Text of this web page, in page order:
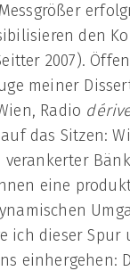
den
2007).
meiner
Radio
das Sitzen:
eine
ich dieser Spur
einhergehen: